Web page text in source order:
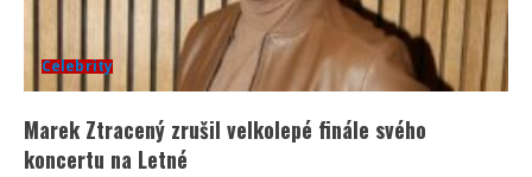
Celebrity
Marek Ztracený zrušil velkolepé finále svého
koncertu na Letné